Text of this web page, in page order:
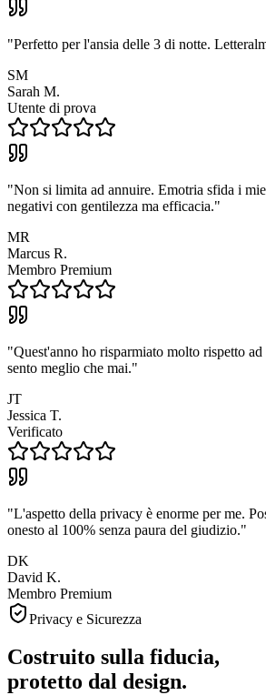
"Perfetto per l'ansia delle 3 di notte.
SM
Sarah M.
Utente di prova
"Non si limita ad annuire. Emotria sfida i
negativi con gentilezza ma efficacia."
MR
Marcus R.
Membro Premium
"Quest'anno ho risparmiato molto rispetto
sento meglio che mai."
JT
Jessica T.
Verificato
"L'aspetto della privacy è enorme per me.
onesto al 100% senza paura del giudizio."
DK
David K.
Membro Premium
Privacy e Sicurezza
Costruito sulla fiducia,
protetto dal design.